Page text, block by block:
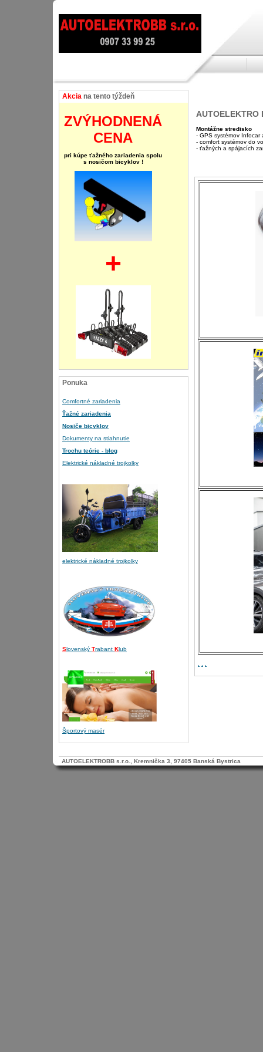
Akcia na tento týždeň
ZVÝHODNENÁ
CENA
pri kúpe ťažného zariadenia spolu
s nosičom bicyklov !
+
Ponuka
Comfortné zariadenia
Ťažné zariadenia
Nosiče bicyklov
Dokumenty na stiahnutie
Trochu teórie - blog
Elektrické nákladné trojkolky
elektrické nákladné trojkolky
Slovenský Trabant Klub
Športový masér
AUTOELEKTRO
Montážne stredisko
- GPS systémov Infocar
- comfort systémov do
- ťažných a spájacích
AUTOELEKTROBB s.r.o., Kremnička 3, 97405 Banská Bystrica